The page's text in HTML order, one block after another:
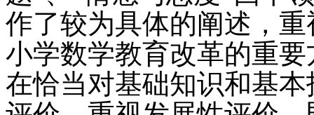
作了较为具体的阐述，
小学数学教育改革的重
在恰当对基础知识和基